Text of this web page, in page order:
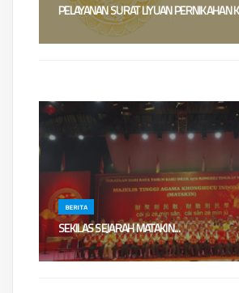
PELAYANAN SURAT LIYUAN PERNIKAHAN
Dewan Rohaniwan/Pengurus Pusat Majelis Tinggi
BERITA
​​SEKILAS SEJARAH MATAKIN...
(Catatan HUT MATAKIN 12 April bukan 16